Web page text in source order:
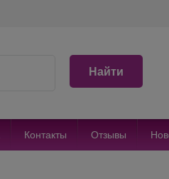
Найти
Контакты Отзывы